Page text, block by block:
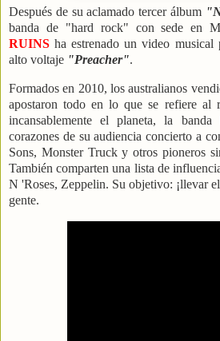
Después de su aclamado tercer álbum
banda de "hard rock" con sede en
RUINS ha estrenado un video
alto voltaje "Preacher".
Formados en 2010, los australianos
apostaron todo en lo que se refiere al
incansablemente el planeta, la
corazones de su audiencia concierto a
Sons, Monster Truck y otros pioneros
También comparten una lista de
N 'Roses, Zeppelin. Su objetivo: ¡llevar
gente.